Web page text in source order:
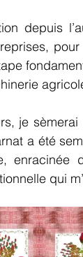
depuis
je
a été
enracinée
qui